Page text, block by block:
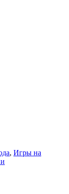
, Игры на